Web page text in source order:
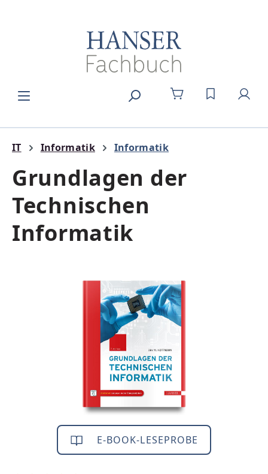
DU HAST 0
IT Informatik Informatik
Grundlagen der
Technischen
Informatik
Bildergalerie überspringen
E-BOOK-LESEPROBE